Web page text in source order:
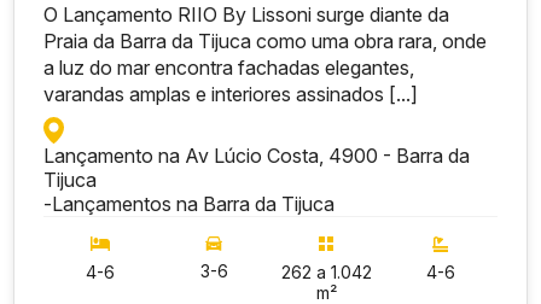
O Lançamento RIIO By Lissoni surge diante da
Praia da Barra da Tijuca como uma obra rara, onde
a luz do mar encontra fachadas elegantes,
varandas amplas e interiores assinados [...]
Lançamento na Av Lúcio Costa, 4900 - Barra da
Tijuca
-Lançamentos na Barra da Tijuca
4-6 3-6
262 a 1.042
m²
4-6